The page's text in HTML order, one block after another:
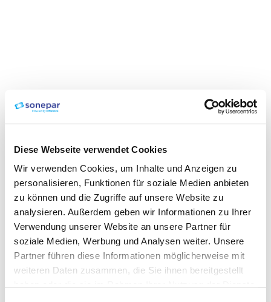
Diese Webseite verwendet Cookies
Wir verwenden Cookies, um Inhalte und Anzeigen zu
personalisieren, Funktionen für soziale Medien anbieten
zu können und die Zugriffe auf unsere Website zu
analysieren. Außerdem geben wir Informationen zu Ihrer
Verwendung unserer Website an unsere Partner für
soziale Medien, Werbung und Analysen weiter. Unsere
Partner führen diese Informationen möglicherweise mit
weiteren Daten zusammen, die Sie ihnen bereitgestellt